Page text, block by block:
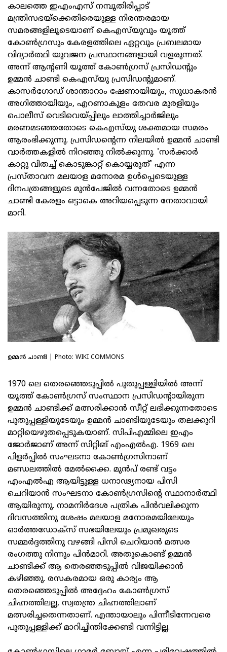
കാലത്തെ ഇഎംഎസ് നമ്പൂതിരിപ്പാട്
മന്ത്രിസഭയ്‌ക്കെതിരെയുള്ള നിരന്തരമായ
സമരങ്ങളിലൂടെയാണ് കെഎസ്‌യുവും യൂത്ത്
കോണ്‍ഗ്രസും കേരളത്തിലെ ഏറ്റവും പ്രബലമായ
വിദ്യാര്‍ത്ഥി യുവജന പ്രസ്ഥാനങ്ങളായി വളരുന്നത്.
അന്ന് ആന്റണി യൂത്ത് കോണ്‍ഗ്രസ് പ്രസിഡന്റും
ഉമ്മന്‍ ചാണ്ടി കെഎസ്‌യു പ്രസിഡന്റുമാണ്.
കാസര്‍ഗോഡ് ശാന്താറാം ഷേണായിയും, സുധാകരന്‍
അഗിത്തായിയും, എറണാകുളം തേവര മുരളിയും
പൊലീസ് വെടിവെയ്പ്പിലും ലാത്തിച്ചാര്‍ജിലും
മരണമടഞ്ഞതോടെ കെഎസ്‌യു ശക്തമായ സമരം
ആരംഭിക്കുന്നു. പ്രസിഡന്റെന്ന നിലയില്‍ ഉമ്മന്‍ ചാണ്ടി
വാര്‍ത്തകളില്‍ നിറഞ്ഞു നില്‍ക്കുന്നു. 'സര്‍ക്കാര്‍
കാറ്റു വിതച്ച് കൊടുങ്കാറ്റ് കൊയ്യരുത്' എന്ന
പ്രസ്താവന മലയാള മനോരമ ഉള്‍പ്പെടെയുള്ള
ദിനപത്രങ്ങളുടെ മുന്‍പേജില്‍ വന്നതോടെ ഉമ്മന്‍
ചാണ്ടി കേരളം ഒട്ടാകെ അറിയപ്പെടുന്ന നേതാവായി
മാറി.
ഉമ്മൻ ചാണ്ടി | Photo: WIKI COMMONS
1970 ലെ തെരഞ്ഞെടുപ്പില്‍ പുതുപ്പള്ളിയില്‍ അന്ന്
യൂത്ത് കോണ്‍ഗ്രസ് സംസ്ഥാന പ്രസിഡന്റായിരുന്ന
ഉമ്മന്‍ ചാണ്ടിക്ക് മത്സരിക്കാന്‍ സീറ്റ് ലഭിക്കുന്നതോടെ
പുതുപ്പള്ളിയുടേയും ഉമ്മന്‍ ചാണ്ടിയുടേയും തലക്കുറി
മാറ്റിയെഴുതപ്പെടുകയാണ്. സിപിഎമ്മിലെ ഇഎം
ജോര്‍ജാണ് അന്ന് സിറ്റിങ് എംഎല്‍എ. 1969 ലെ
പിളര്‍പ്പില്‍ സംഘടനാ കോണ്‍ഗ്രസിനാണ്
മണ്ഡലത്തില്‍ മേല്‍ക്കൈ. മുന്‍പ് രണ്ട് വട്ടം
എംഎല്‍എ ആയിട്ടുള്ള ധനാഢ്യനായ പിസി
ചെറിയാന്‍ സംഘടനാ കോണ്‍ഗ്രസിന്റെ സ്ഥാനാര്‍ത്ഥി
ആയിരുന്നു. നാമനിര്‍ദേശ പത്രിക പിന്‍വലിക്കുന്ന
ദിവസത്തിനു ശേഷം മലയാള മനോരമയിലേയും
ഓര്‍ത്തഡോക്‌സ് സഭയിലേയും പ്രമുഖരുടെ
സമ്മര്‍ദ്ദത്തിനു വഴങ്ങി പിസി ചെറിയാന്‍ മത്സര
രംഗത്തു നിന്നും പിന്‍മാറി. അതുകൊണ്ട് ഉമ്മന്‍
ചാണ്ടിക്ക് ആ തെരഞ്ഞടുപ്പില്‍ വിജയിക്കാന്‍
കഴിഞ്ഞു. രസകരമായ ഒരു കാര്യം ആ
തെരഞ്ഞെടുപ്പില്‍ അദ്ദേഹം കോണ്‍ഗ്രസ്
ചിഹ്നത്തിലല്ല, സ്വതന്ത്ര ചിഹ്നത്തിലാണ്
മത്സരിച്ചതെന്നതാണ്. എന്തായാലും പിന്നീടിന്നേവരെ
പുതുപ്പള്ളിക്ക് മാറിച്ചിന്തിക്കേണ്ടി വന്നിട്ടില്ല.